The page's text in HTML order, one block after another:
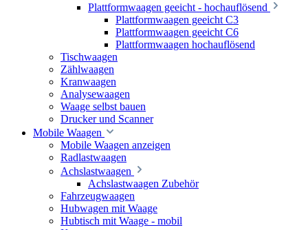
Plattformwaagen geeicht - hochauflösend
Plattformwaagen geeicht C3
Plattformwaagen geeicht C6
Plattformwaagen hochauflösend
Tischwaagen
Zählwaagen
Kranwaagen
Analysewaagen
Waage selbst bauen
Drucker und Scanner
Mobile Waagen
Mobile Waagen anzeigen
Radlastwaagen
Achslastwaagen
Achslastwaagen Zubehör
Fahrzeugwaagen
Hubwagen mit Waage
Hubtisch mit Waage - mobil